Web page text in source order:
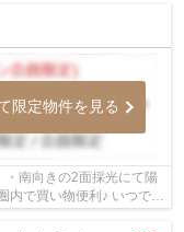
限定物件を見る
い物便利♪ いつでも